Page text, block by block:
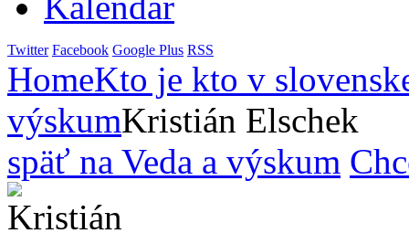
Twitter Facebook Google Plus RSS
HomeKto je kto v
výskumKristián Elschek
späť na Veda a výskum